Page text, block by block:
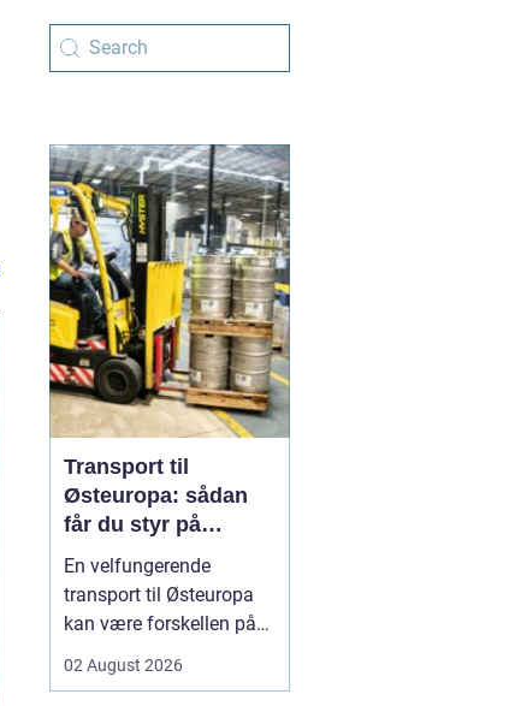
Transport til
Østeuropa: sådan
får du styr på
logistikken
En velfungerende
transport til Østeuropa
kan være forskellen på
dyre forsinkelser. Mange
02 August 2026